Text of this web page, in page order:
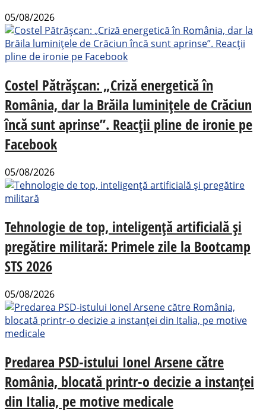
05/08/2026
Costel Pătrășcan: „Criză energetică în
România, dar la Brăila luminițele de Crăciun
încă sunt aprinse”. Reacții pline de ironie pe
Facebook
05/08/2026
Tehnologie de top, inteligență artificială și
pregătire militară: Primele zile la Bootcamp
STS 2026
05/08/2026
Predarea PSD-istului Ionel Arsene către
România, blocată printr-o decizie a instanței
din Italia, pe motive medicale